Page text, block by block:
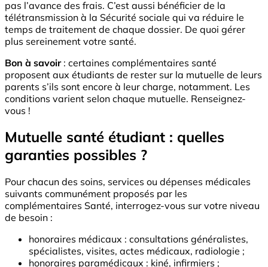
pas l’avance des frais. C’est aussi bénéficier de la
télétransmission à la Sécurité sociale qui va réduire le
temps de traitement de chaque dossier. De quoi gérer
plus sereinement votre santé.
Bon à savoir: certaines complémentaires santé
proposent aux étudiants de rester sur la mutuelle de leurs
parents s’ils sont encore à leur charge, notamment. Les
conditions varient selon chaque mutuelle. Renseignez-
vous !
Mutuelle santé étudiant : quelles
garanties possibles ?
Pour chacun des soins, services ou dépenses médicales
suivants communément proposés par les
complémentaires Santé, interrogez-vous sur votre niveau
de besoin :
honoraires médicaux : consultations généralistes,
spécialistes, visites, actes médicaux, radiologie ;
honoraires paramédicaux : kiné, infirmiers ;